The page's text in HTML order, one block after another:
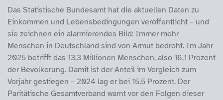
Das Statistische Bundesamt hat die aktuellen Daten zu
Einkommen und Lebensbedingungen veröffentlicht – und
sie zeichnen ein alarmierendes Bild: Immer mehr
Menschen in Deutschland sind von Armut bedroht. Im Jahr
2025 betrifft das 13,3 Millionen Menschen, also 16,1 Prozent
der Bevölkerung. Damit ist der Anteil im Vergleich zum
Vorjahr gestiegen – 2024 lag er bei 15,5 Prozent. Der
Paritätische Gesamtverband warnt vor den Folgen dieser